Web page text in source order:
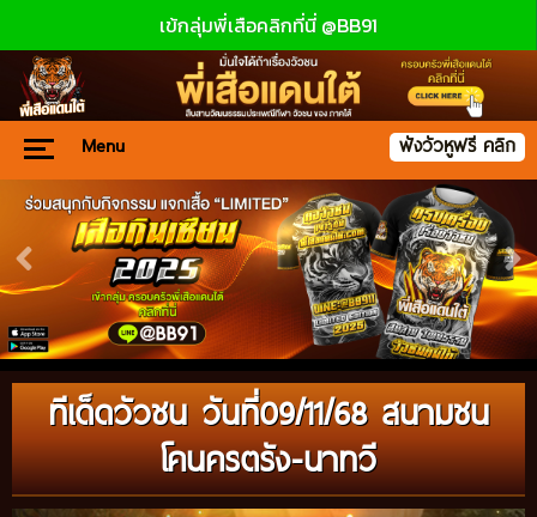
เข้กลุ่มพี่เสือคลิกที่นี่ @BB91
Menu ฟังวัวหูฟรี คลิก
ทีเด็ดวัวชน วันที่09/11/68 สนามชน
โคนครตรัง-นาทวี